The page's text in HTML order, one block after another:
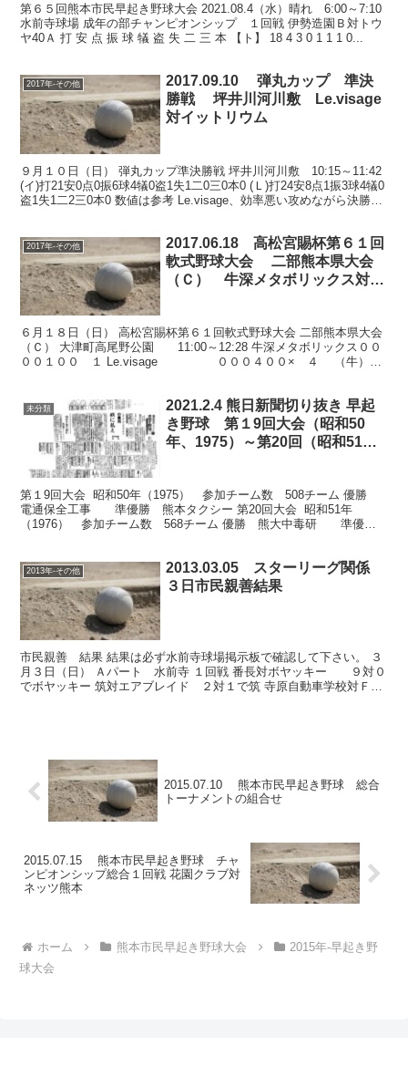
第６５回熊本市民早起き野球大会 2021.08.4（水）晴れ 6:00～7:10
水前寺球場 成年の部チャンピオンシップ １回戦 伊勢造園Ｂ対トウ
ヤ40Ａ 打 安 点 振 球 犠 盗 失 二 三 本 【ト】 18 4 3 0 1 1 1 0...
2017年-その他
2017.09.10 弾丸カップ 準決
勝戦 坪井川河川敷 Le.visage
対イットリウム
９月１０日（日） 弾丸カップ準決勝戦 坪井川河川敷 10:15～11:42
(イ)打21安0点0振6球4犠0盗1失1二0三0本0 (Ｌ)打24安8点1振3球4犠0
盗1失1二2三0本0 数値は参考 Le.visage、効率悪い攻めながら決勝
2017年-その他
2017.06.18 高松宮賜杯第６１回
軟式野球大会 二部熊本県大会
（Ｃ） 牛深メタボリックス対
６月１８日（日） 高松宮賜杯第６１回軟式野球大会 二部熊本県大会
（Ｃ） 大津町高尾野公園 11:00～12:28 牛深メタボリックス００
００１００ １ Le.visage ０００４００× ４ （牛）打
未分類
2021.2.4 熊日新聞切り抜き 早起
き野球 第１9回大会（昭和50
年、1975）～第20回（昭和51
第１9回大会 昭和50年（1975） 参加チーム数 508チーム 優勝
電通保全工事 準優勝 熊本タクシー 第20回大会 昭和51年
（1976） 参加チーム数 568チーム 優勝 熊大中毒研 準優
2013年-その他
2013.03.05 スターリーグ関係
３日市民親善結果
市民親善 結果 結果は必ず水前寺球場掲示板で確認して下さい。 ３
月３日（日） Ａパート 水前寺 １回戦 番長対ボヤッキー ９対０
でボヤッキー 筑対エアブレイド ２対１で筑 寺原自動車学校対Ｆｏ
2015.07.10 熊本市民早起き野球 総合
トーナメントの組合せ
2015.07.15 熊本市民早起き野球 チャ
ンピオンシップ総合１回戦 花園クラブ対
ネッツ熊本
ホーム 熊本市民早起き野球大会
2015年-早起き野
球大会